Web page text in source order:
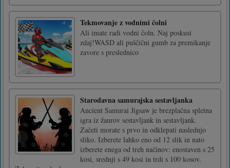
Tekmovanje z vodnimi čolni
Ali imate radi vodni čoln. Naj poskusi
zdaj!WASD ali puščični gumb za premikanje
zavore s preslednico
Starodavna samurajska sestavljanka
Ancient Samurai Jigsaw je brezplačna spletna
igra iz žanrov sestavljank in sestavljank.
Začeti morate s prvo in odklepati naslednjo
sliko. Izberete lahko eno od 12 slik in nato
izberete enega od treh načinov: enostaven s 25
kosi, srednji s 49 kosi in trdi s 100 kosov.